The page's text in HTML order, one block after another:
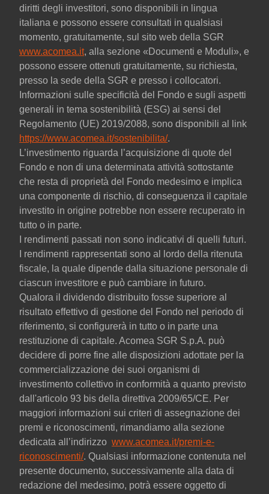
diritti degli investitori, sono disponibili in lingua
italiana e possono essere consultati in qualsiasi
momento, gratuitamente, sul sito web della SGR
www.acomea.it, alla sezione «Documenti e Moduli», e
possono essere ottenuti gratuitamente, su richiesta,
presso la sede della SGR e presso i collocatori.
Informazioni sulle specificità del Fondo e sugli aspetti
generali in tema sostenibilità (ESG) ai sensi del
Regolamento (UE) 2019/2088, sono disponibili al link
https://www.acomea.it/sostenibilita/.
L’investimento riguarda l’acquisizione di quote del
Fondo e non di una determinata attività sottostante
che resta di proprietà del Fondo medesimo e implica
una componente di rischio, di conseguenza il capitale
investito in origine potrebbe non essere recuperato in
tutto o in parte.
I rendimenti passati non sono indicativi di quelli futuri.
I rendimenti rappresentati sono al lordo della ritenuta
fiscale, la quale dipende dalla situazione personale di
ciascun investitore e può cambiare in futuro.
Qualora il dividendo distribuito fosse superiore al
risultato effettivo di gestione del Fondo nel periodo di
riferimento, si configurerà in tutto o in parte una
restituzione di capitale. Acomea SGR S.p.A. può
decidere di porre fine alle disposizioni adottate per la
commercializzazione dei suoi organismi di
investimento collettivo in conformità a quanto previsto
dall'articolo 93 bis della direttiva 2009/65/CE. Per
maggiori informazioni sui criteri di assegnazione dei
premi e riconoscimenti, rimandiamo alla sezione
dedicata all’indirizzo www.acomea.it/premi-e-
riconoscimenti/. Qualsiasi informazione contenuta nel
presente documento, successivamente alla data di
redazione del medesimo, potrà essere oggetto di